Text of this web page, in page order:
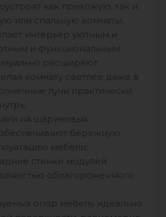
как прихожую, так и
или спальную комнаты.
интерьер уютным и
и функциональным.
расширяют
комнату светлее даже в
лучи практически
на шариковых
бережную
мебели;
стенки модулей
облагороженного
опор мебель идеально